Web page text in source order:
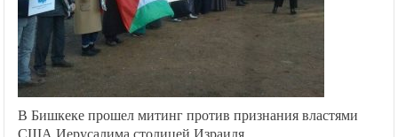
В Бишкеке прошел митинг против признания властями
США Иерусалима столицей Израиля